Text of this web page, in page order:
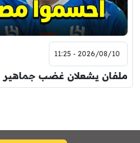
2026/08/10 - 11:25
ملفان يشعلان غضب جماهير